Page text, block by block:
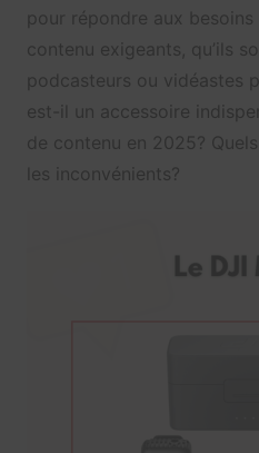
pour répondre aux
contenu exigeants, qu’ils
podcasteurs ou vidéastes
est-il un accessoire
de contenu en 2025?
les inconvénients?